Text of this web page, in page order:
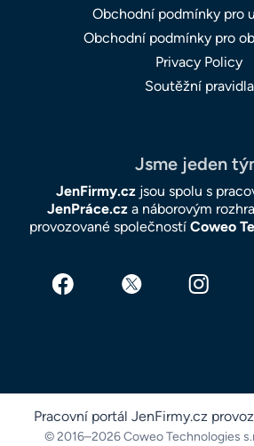
Obchodní podmínky pro
Obchodní podmínky pro
Privacy Policy
Soutěžní pravidla
Jsme jeden
JenFirmy.czjsou spolu s
JenPráce.cza náborovým
provozované společností Coweo
Pracovní portál JenFirmy.cz
© 2016–2026 Coweo Technologies